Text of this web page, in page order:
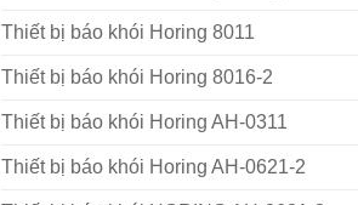
Thiết bị báo khói Horing 8011
Thiết bị báo khói Horing 8016-2
Thiết bị báo khói Horing AH-0311
Thiết bị báo khói Horing AH-0621-2